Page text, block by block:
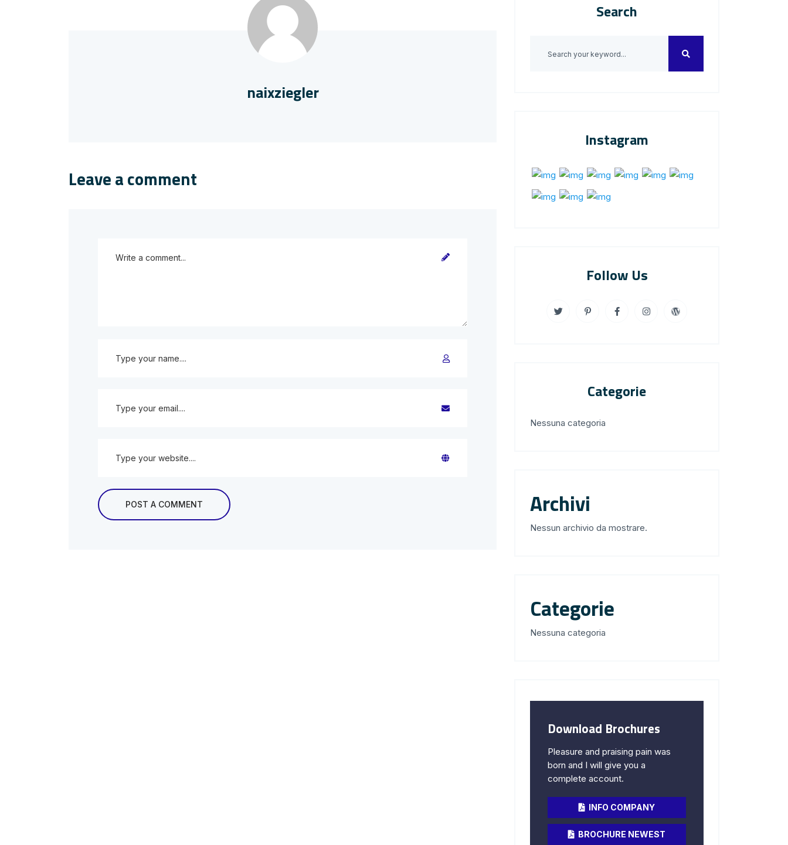
naixziegler
Leave a comment
Search
Instagram
Follow Us
Categorie
Nessuna categoria
Archivi
Nessun archivio da mostrare.
Categorie
Nessuna categoria
Download Brochures
Pleasure and praising pain was
born and I will give you a
complete account.
INFO COMPANY
BROCHURE NEWEST